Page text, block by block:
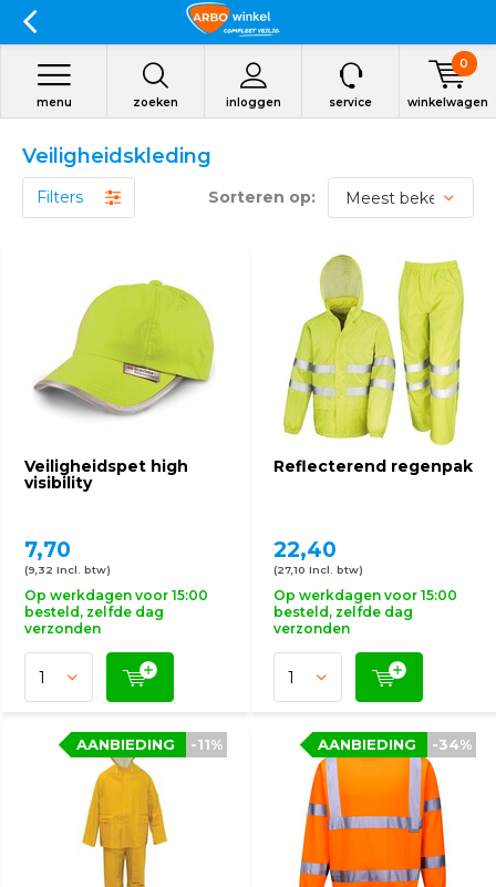
zoeken inloggen
menu service winkelwagen
0
Veiligheidskleding
Filters Sorteren op:
Veiligheidspet high
visibility
7,70
(9,32 Incl. btw)
Op werkdagen voor 15:00
besteld, zelfde dag
verzonden
Reflecterend regenpak
22,40
(27,10 Incl. btw)
Op werkdagen voor 15:00
besteld, zelfde dag
verzonden
-11%
AANBIEDING -34%
AANBIEDING